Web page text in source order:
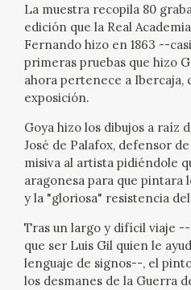
EXPOSICIONES
ACTIVIDADES
ACTUALIDAD
FRANCISCO DE GOYA
La muestra recopila 80
edición que la Real
Fernando hizo en 1863 --
primeras pruebas que hizo
ahora pertenece a Ibercaja,
exposición.
Goya hizo los dibujos a raíz
José de Palafox, defensor
misiva al artista pidiéndole
aragonesa para que pintara
y la "gloriosa" resistencia
Tras un largo y difícil viaje
que ser Luis Gil quien le
lenguaje de signos--, el
los desmanes de la Guerra